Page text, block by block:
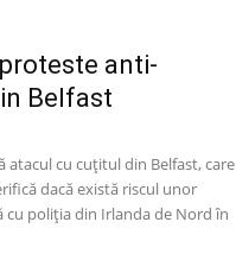
anti-
Belfast
cu cuțitul din Belfast, care
dacă există riscul unor
cu poliția din Irlanda de Nord în